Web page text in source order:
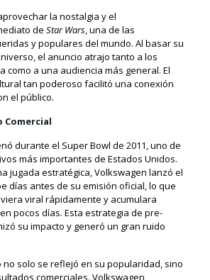
la nostalgia y el
de Star Wars, una de las
y populares del mundo. Al basar su
el anuncio atrajo tanto a los
como a una audiencia más general. El
tan poderoso facilitó una conexión
el público.
Comercial
durante el Super Bowl de 2011, uno de
más importantes de Estados Unidos.
jugada estratégica, Volkswagen lanzó el
días antes de su emisión oficial, lo que
viral rápidamente y acumulara
pocos días. Esta estrategia de pre-
su impacto y generó un gran ruido
no solo se reflejó en su popularidad, sino
comerciales. Volkswagen